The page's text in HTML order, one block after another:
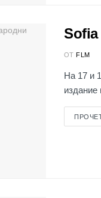
ОТ FLM
На 17 и
издание